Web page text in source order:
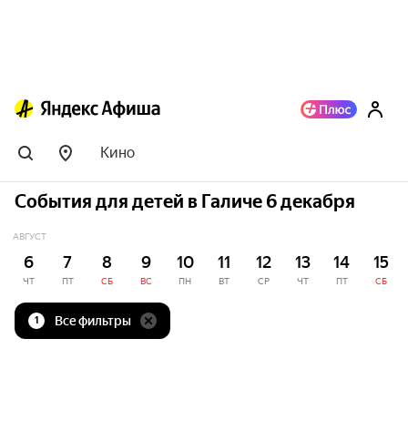
Кино
События для детей в Галиче 6 декабря
АВГУСТ
6
ЧТ
7
ПТ
8
СБ
9
ВС
10
ПН
11
ВТ
12
СР
13
ЧТ
14
ПТ
15
СБ
1 Все фильтры